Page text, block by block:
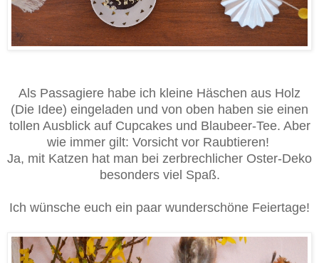
Als Passagiere habe ich kleine Häschen aus Holz
(Die Idee) eingeladen und von oben haben sie einen
tollen Ausblick auf Cupcakes und Blaubeer-Tee. Aber
wie immer gilt: Vorsicht vor Raubtieren!
Ja, mit Katzen hat man bei zerbrechlicher Oster-Deko
besonders viel Spaß.
Ich wünsche euch ein paar wunderschöne Feiertage!